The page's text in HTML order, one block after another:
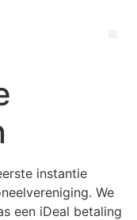
instantie
We
een iDeal betaling